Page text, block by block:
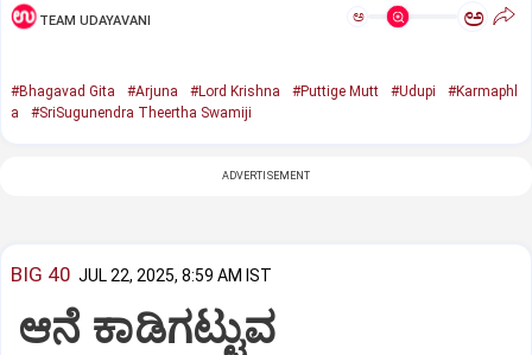
TEAM UDAYAVANI ಅ ಅ
#Bhagavad Gita #Arjuna #Lord Krishna #Puttige Mutt #Udupi
#Karmaphl
a
#SriSugunendra Theertha Swamiji
ADVERTISEMENT
BIG 40 JUL 22, 2025, 8:59 AM IST
ಆನೆ ಕಾಡಿಗಟ್ಟುವ